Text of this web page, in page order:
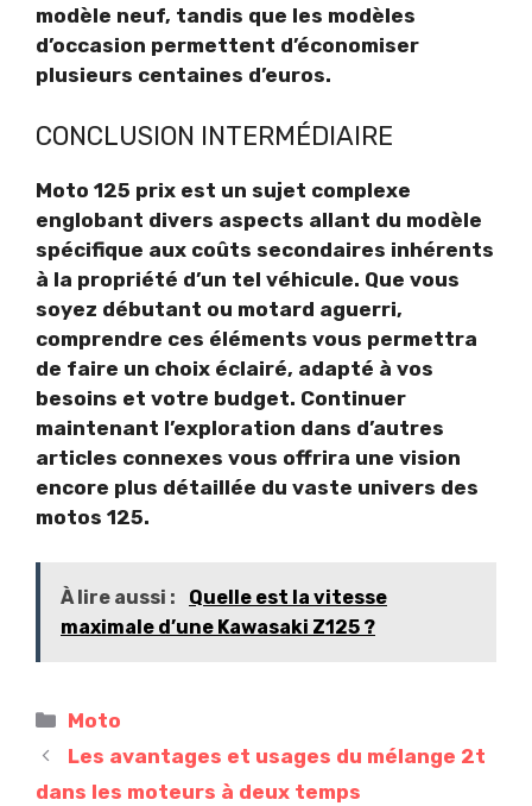
modèle neuf, tandis que les modèles
d’occasion permettent d’économiser
plusieurs centaines d’euros.
CONCLUSION INTERMÉDIAIRE
Moto 125 prix est un sujet complexe
englobant divers aspects allant du modèle
spécifique aux coûts secondaires inhérents
à la propriété d’un tel véhicule. Que vous
soyez débutant ou motard aguerri,
comprendre ces éléments vous permettra
de faire un choix éclairé, adapté à vos
besoins et votre budget. Continuer
maintenant l’exploration dans d’autres
articles connexes vous offrira une vision
encore plus détaillée du vaste univers des
motos 125.
À lire aussi :
Quelle est la vitesse
maximale d’une Kawasaki Z125 ?
Catégories
Moto
Les avantages et usages du mélange 2t
dans les moteurs à deux temps